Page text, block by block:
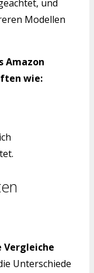
und
Modellen
Amazon
wie:
Vergleiche
Unterschiede